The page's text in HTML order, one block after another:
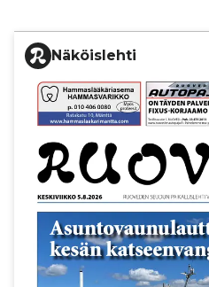
Näköislehti